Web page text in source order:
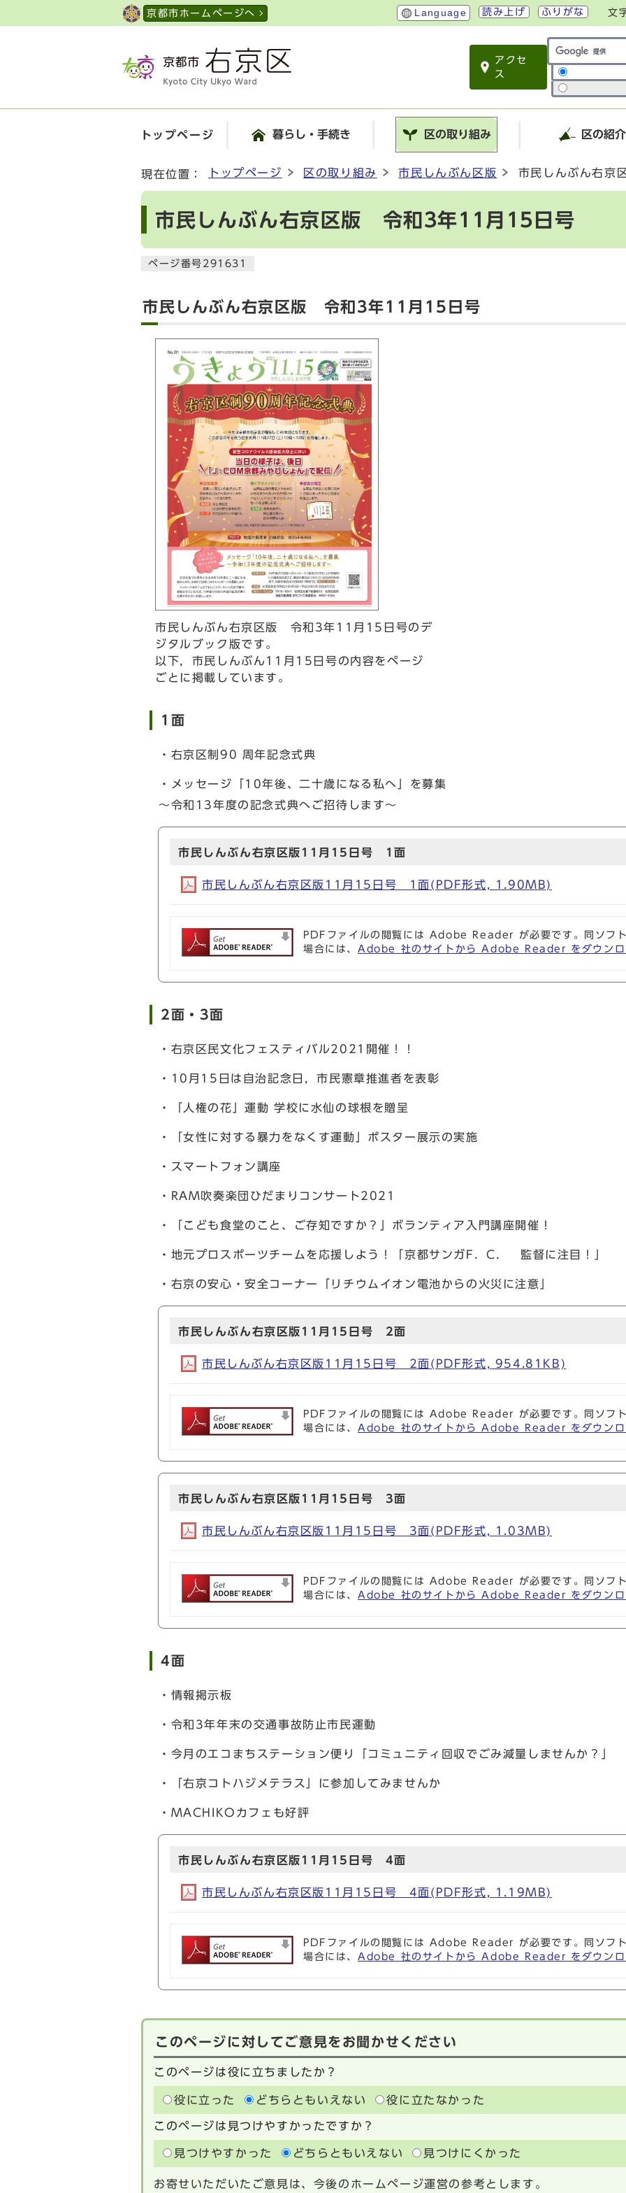
京都市ホームページへ Language 読み上げ ふりがな 文
アクセ
ス
サイト内検索
トップページ 暮らし・手続き 区の取り組み 区の紹介
現在位置： トップページ 区の取り組み 市民しんぶん区版 市民しんぶん右
市民しんぶん右京区版 令和3年11月15日号
ページ番号291631
市民しんぶん右京区版 令和3年11月15日号
市民しんぶん右京区版 令和3年11月15日号のデ
ジタルブック版です。
以下，市民しんぶん11月15日号の内容をページ
ごとに掲載しています。
1面
・右京区制90 周年記念式典
・メッセージ「10年後、二十歳になる私へ」を募集
～令和13年度の記念式典へご招待します～
市民しんぶん右京区版11月15日号 1面
市民しんぶん右京区版11月15日号 1面(PDF形式, 1.90MB)
PDFファイルの閲覧には Adobe Reader が必要です。同ソフト
場合には、 Adobe 社のサイトから Adobe Reader をダウンロ
2面・3面
・右京区民文化フェスティバル2021開催！！
・10月15日は自治記念日，市民憲章推進者を表彰
・「人権の花」運動 学校に水仙の球根を贈呈
・「女性に対する暴力をなくす運動」ポスター展示の実施
・スマートフォン講座
・RAM吹奏楽団ひだまりコンサート2021
・「こども食堂のこと、ご存知ですか？」ボランティア入門講座開催！
・地元プロスポーツチームを応援しよう！「京都サンガF．C． 監督に注目！」
・右京の安心・安全コーナー「リチウムイオン電池からの火災に注意」
市民しんぶん右京区版11月15日号 2面
市民しんぶん右京区版11月15日号 2面(PDF形式, 954.81KB)
PDFファイルの閲覧には Adobe Reader が必要です。同ソフト
場合には、 Adobe 社のサイトから Adobe Reader をダウンロ
市民しんぶん右京区版11月15日号 3面
市民しんぶん右京区版11月15日号 3面(PDF形式, 1.03MB)
PDFファイルの閲覧には Adobe Reader が必要です。同ソフト
場合には、 Adobe 社のサイトから Adobe Reader をダウンロ
4面
・情報掲示板
・令和3年年末の交通事故防止市民運動
・今月のエコまちステーション便り「コミュニティ回収でごみ減量しませんか？」
・「右京コトハジメテラス」に参加してみませんか
・MACHIKOカフェも好評
市民しんぶん右京区版11月15日号 4面
市民しんぶん右京区版11月15日号 4面(PDF形式, 1.19MB)
PDFファイルの閲覧には Adobe Reader が必要です。同ソフト
場合には、 Adobe 社のサイトから Adobe Reader をダウンロ
このページに対してご意見をお聞かせください
このページは役に立ちましたか？
役に立った どちらともいえない 役に立たなかった
このページは見つけやすかったですか？
見つけやすかった どちらともいえない 見つけにくかった
お寄せいただいたご意見は、今後のホームページ運営の参考とします。